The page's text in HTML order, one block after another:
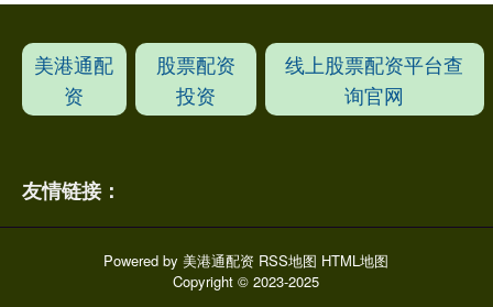
美港通配
资
股票配资
投资
线上股票配资平台查
询官网
友情链接：
Powered by美港通配资 RSS地图 HTML地图
Copyright© 2023-2025